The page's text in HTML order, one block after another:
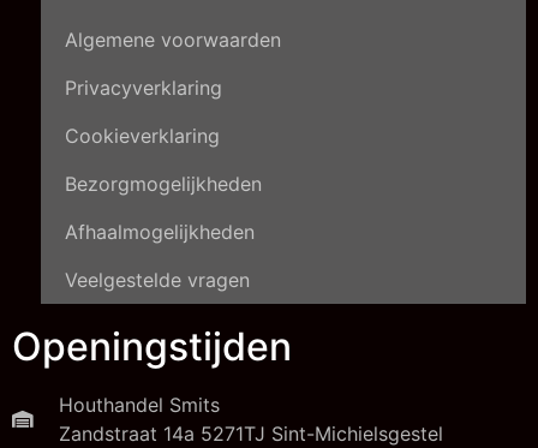
Algemene voorwaarden
Privacyverklaring
Cookieverklaring
Bezorgmogelijkheden
Afhaalmogelijkheden
Veelgestelde vragen
Openingstijden
Houthandel Smits
Zandstraat 14a 5271TJ Sint-Michielsgestel